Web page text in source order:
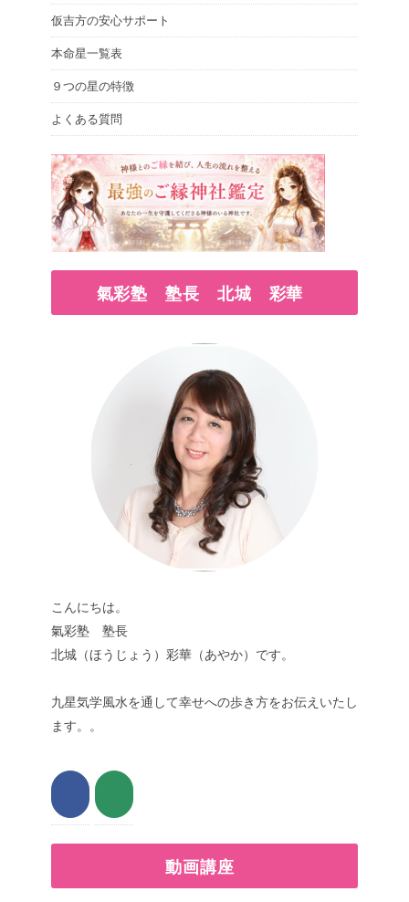
仮吉方の安心サポート
本命星一覧表
９つの星の特徴
よくある質問
氣彩塾 塾長 北城 彩華
こんにちは。
氣彩塾 塾長
北城（ほうじょう）彩華（あやか）です。
九星気学風水を通して幸せへの歩き方をお伝えいたし
ます。。
動画講座